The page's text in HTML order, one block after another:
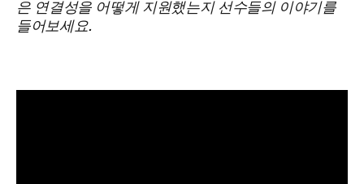
은 연결성을 어떻게 지원했는지 선수들의 이야기를
들어보세요.